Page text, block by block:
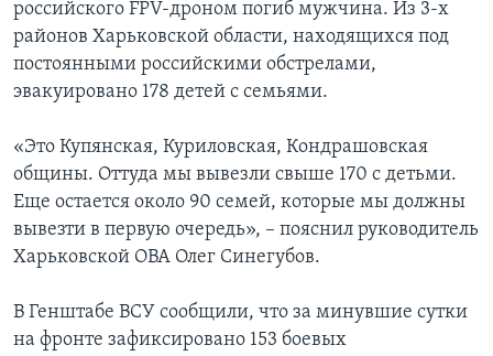
российского FPV-дроном погиб мужчина. Из 3-х
районов Харьковской области, находящихся под
постоянными российскими обстрелами,
эвакуировано 178 детей с семьями.
«Это Купянская, Куриловская, Кондрашовская
общины. Оттуда мы вывезли свыше 170 с детьми.
Еще остается около 90 семей, которые мы должны
вывезти в первую очередь», – пояснил руководитель
Харьковской ОВА Олег Синегубов.
В Генштабе ВСУ сообщили, что за минувшие сутки
на фронте зафиксировано 153 боевых